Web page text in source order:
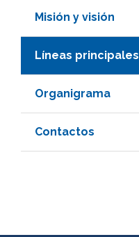
Misión y visión
Líneas principales
Organigrama
Contactos